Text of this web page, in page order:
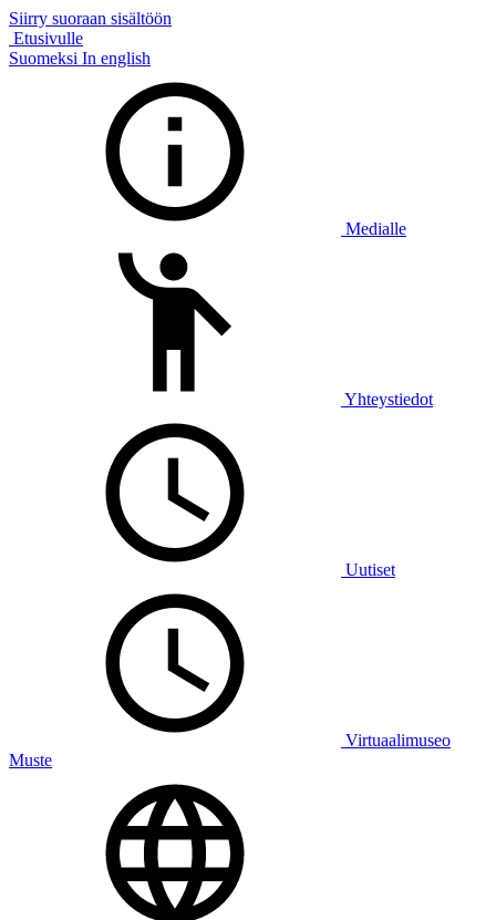
Siirry suoraan sisältöön
Etusivulle
Suomeksi In english
Medialle
Yhteystiedot
Uutiset
Virtuaalimuseo
Muste